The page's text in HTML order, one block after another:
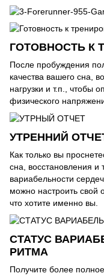
ГОТОВНОСТЬ К
После пробуждения
качества вашего сна,
нагрузки и т.п., чтобы
физического
УТРЕННИЙ
Как только вы
сна, восстановления
вариабельности
можно настроить свой
что хотите именно вы.
СТАТУС
РИТМА
Получите более